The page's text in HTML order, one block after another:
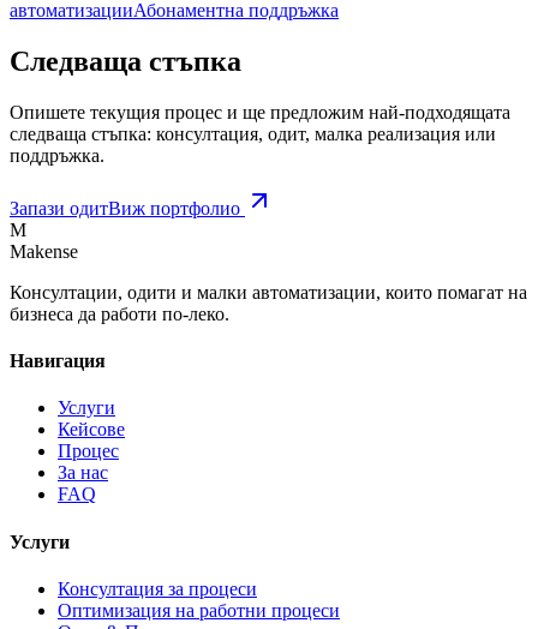
автоматизацииАбонаментна поддръжка
Следваща стъпка
Опишете текущия процес и ще предложим най-подходящата
следваща стъпка: консултация, одит, малка реализация или
поддръжка.
Запази одитВиж портфолио
M
Makense
Консултации, одити и малки автоматизации, които помагат на
бизнеса да работи по-леко.
Навигация
Услуги
Кейсове
Процес
За нас
FAQ
Услуги
Консултация за процеси
Оптимизация на работни процеси